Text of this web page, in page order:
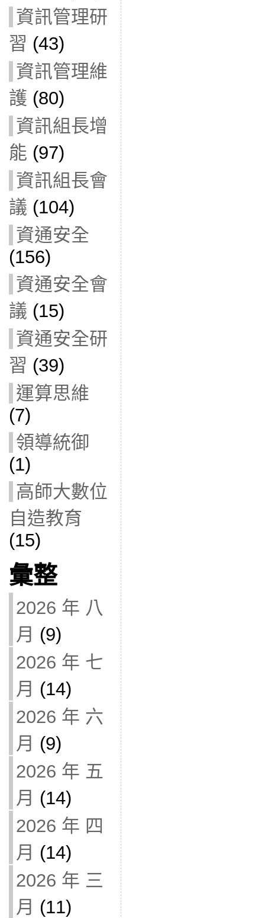
資訊管理研
習 (43)
資訊管理維
護 (80)
資訊組長增
能 (97)
資訊組長會
議 (104)
資通安全
(156)
資通安全會
議 (15)
資通安全研
習 (39)
運算思維
(7)
領導統御
(1)
高師大數位
自造教育
(15)
彙整
2026 年 八
月 (9)
2026 年 七
月 (14)
2026 年 六
月 (9)
2026 年 五
月 (14)
2026 年 四
月 (14)
2026 年 三
月 (11)